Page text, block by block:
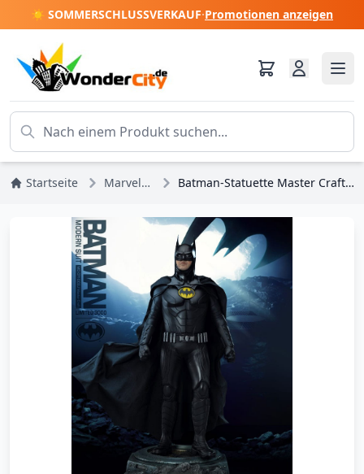
☀️ SOMMERSCHLUSSVERKAUF·Promotionen anzeigen
Startseite Marvel DC Comics Batman-Statuette Master Craft Batman Modern Suit 42 cm